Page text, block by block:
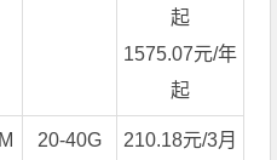
起
1575.07元/年
起
20-40G
210.18元/3月